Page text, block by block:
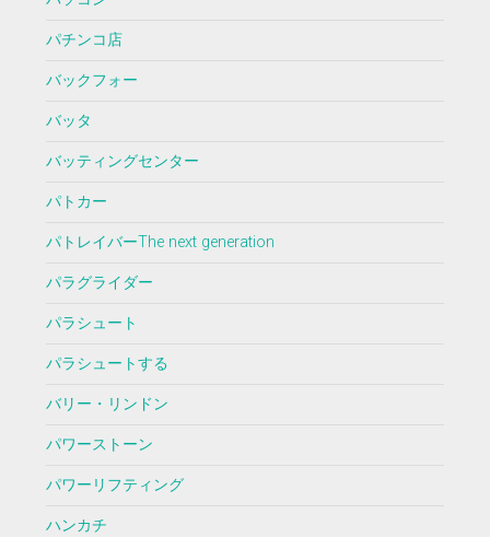
パチンコ店
バックフォー
バッタ
バッティングセンター
パトカー
パトレイバーThe next generation
パラグライダー
パラシュート
パラシュートする
バリー・リンドン
パワーストーン
パワーリフティング
ハンカチ